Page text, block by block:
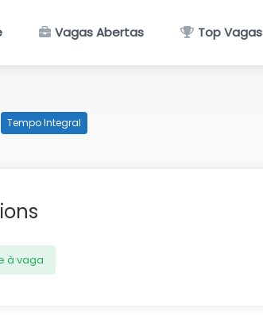
Vagas Abertas Top Vagas
Tempo Integral
à vaga